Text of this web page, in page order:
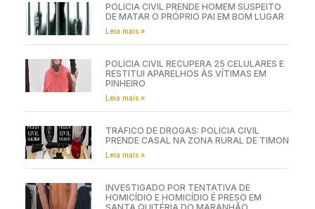
POLÍCIA CIVIL PRENDE HOMEM SUSPEITO
DE MATAR O PRÓPRIO PAI EM BOM LUGAR
Leia mais »
POLÍCIA CIVIL RECUPERA 25 CELULARES E
RESTITUI APARELHOS ÀS VÍTIMAS EM
PINHEIRO
Leia mais »
TRÁFICO DE DROGAS: POLÍCIA CIVIL
PRENDE CASAL NA ZONA RURAL DE TIMON
Leia mais »
INVESTIGADO POR TENTATIVA DE
HOMICÍDIO E HOMICÍDIO É PRESO EM